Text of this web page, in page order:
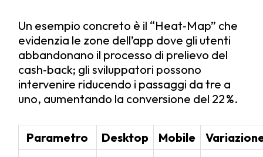
Un esempio concreto è il “Heat‑Map” che
evidenzia le zone dell’app dove gli utenti
abbandonano il processo di prelievo del
cash‑back; gli sviluppatori possono
intervenire riducendo i passaggi da tre a
uno, aumentando la conversione del 22 %.
Parametro Desktop Mobile